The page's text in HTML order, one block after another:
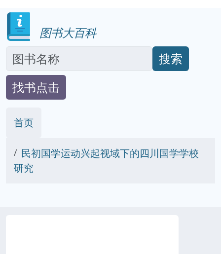
图书大百科
搜索
找书点击
首页
民初国学运动兴起视域下的四川国学学校
研究